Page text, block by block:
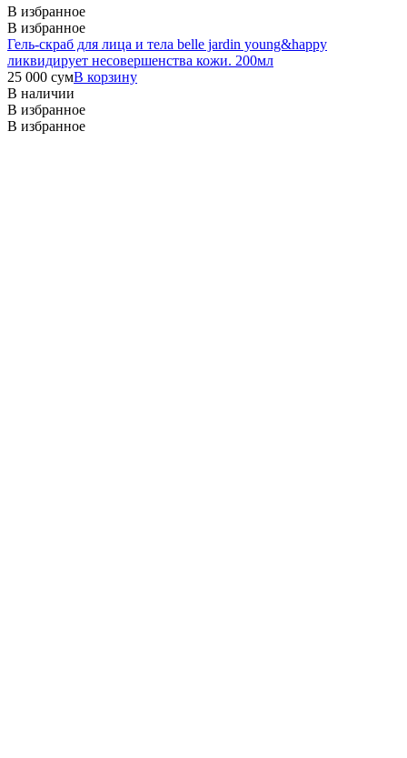
В избранное
В избранное
Гель-скраб для лица и тела belle jardin young&happy
ликвидирует несовершенства кожи. 200мл
25 000 сумВ корзину
В наличии
В избранное
В избранное